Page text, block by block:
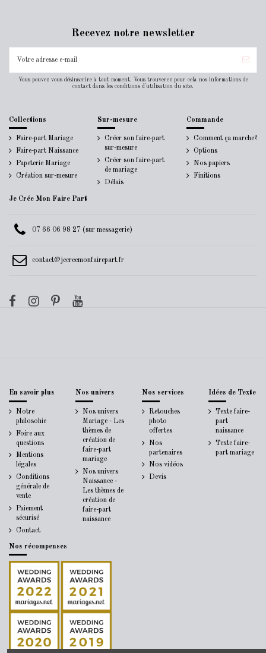
Recevez notre newsletter
Vous pouvez vous désinscrire à tout moment. Vous trouverez pour cela nos informations de
contact dans les conditions d'utilisation du site.
Collections
Faire-part Mariage
Faire-part Naissance
Papeterie Mariage
Création sur-mesure
Sur-mesure
Créer son faire-part
sur-mesure
Créer son faire-part
de mariage
Délais
Commande
Comment ça marche?
Options
Nos papiers
Finitions
Je Crée Mon Faire Part
07 66 06 98 27 (sur messagerie)
contact@jecreemonfairepart.fr
En savoir plus
Notre
philosohie
Foire aux
questions
Mentions
légales
Conditions
générale de
vente
Paiement
sécurisé
Contact
Nos univers
Nos univers
Mariage - Les
thèmes de
création de
faire-part
mariage
Nos univers
Naissance -
Les thèmes de
création de
faire-part
naissance
Nos services
Retouches
photo
offertes
Nos
partenaires
Nos vidéos
Devis
Idées de Texte
Texte faire-
part
naissance
Texte faire-
part mariage
Nos récompenses